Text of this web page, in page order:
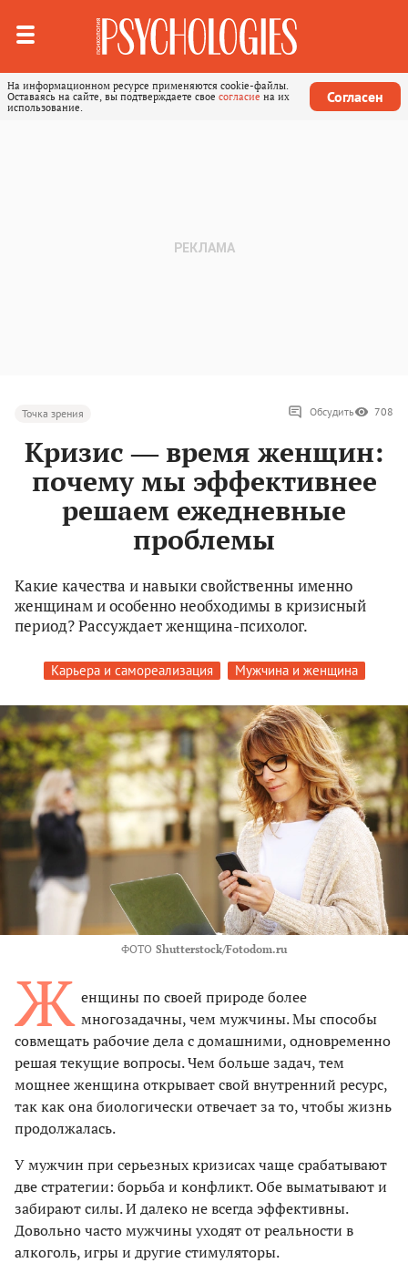
На информационном ресурсе применяются cookie-файлы.
Оставаясь на сайте, вы подтверждаете свое согласие на их
использование.
Согласен
Точка зрения Обсудить 708
Кризис ― время женщин:
почему мы эффективнее
решаем ежедневные
проблемы
Какие качества и навыки свойственны именно
женщинам и особенно необходимы в кризисный
период? Рассуждает женщина-психолог.
Карьера и самореализация Мужчина и женщина
ФОТО Shutterstock/Fotodom.ru
Ж енщины по своей природе более
многозадачны, чем мужчины. Мы способы
совмещать рабочие дела с домашними, одновременно
решая текущие вопросы. Чем больше задач, тем
мощнее женщина открывает свой внутренний ресурс,
так как она биологически отвечает за то, чтобы жизнь
продолжалась.
У мужчин при серьезных кризисах чаще срабатывают
две стратегии: борьба и конфликт. Обе выматывают и
забирают силы. И далеко не всегда эффективны.
Довольно часто мужчины уходят от реальности в
алкоголь, игры и другие стимуляторы.